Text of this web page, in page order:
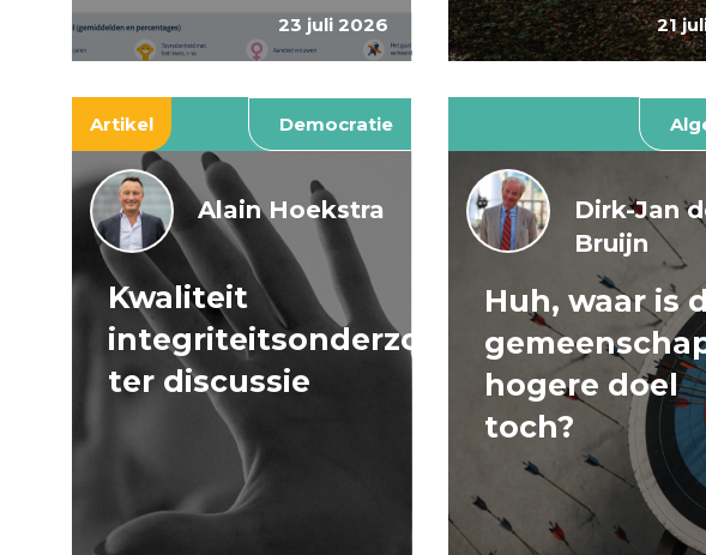
23 juli 2026 21
Artikel Democratie
Alain Hoekstra
Kwaliteit
integriteitsonderzoeken
ter discussie
Dirk-Jan
Bruijn
Huh, waar is
hogere doel
toch?